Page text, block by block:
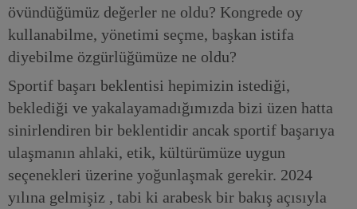
övündüğümüz değerler ne oldu? Kongrede oy
kullanabilme, yönetimi seçme, başkan istifa
diyebilme özgürlüğümüze ne oldu?
Sportif başarı beklentisi hepimizin istediği,
beklediği ve yakalayamadığımızda bizi üzen hatta
sinirlendiren bir beklentidir ancak sportif başarıya
ulaşmanın ahlaki, etik, kültürümüze uygun
seçenekleri üzerine yoğunlaşmak gerekir. 2024
yılına gelmişiz , tabi ki arabesk bir bakış açısıyla